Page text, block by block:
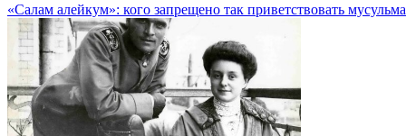
«Салам алейкум»: кого запрещено так приветствовать